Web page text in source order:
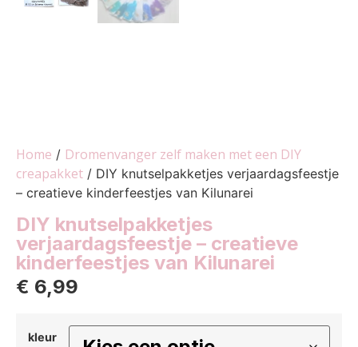
Home / Dromenvanger zelf maken met een DIY
creapakket / DIY knutselpakketjes verjaardagsfeestje
– creatieve kinderfeestjes van Kilunarei
DIY knutselpakketjes
verjaardagsfeestje – creatieve
kinderfeestjes van Kilunarei
€ 6,99
kleur